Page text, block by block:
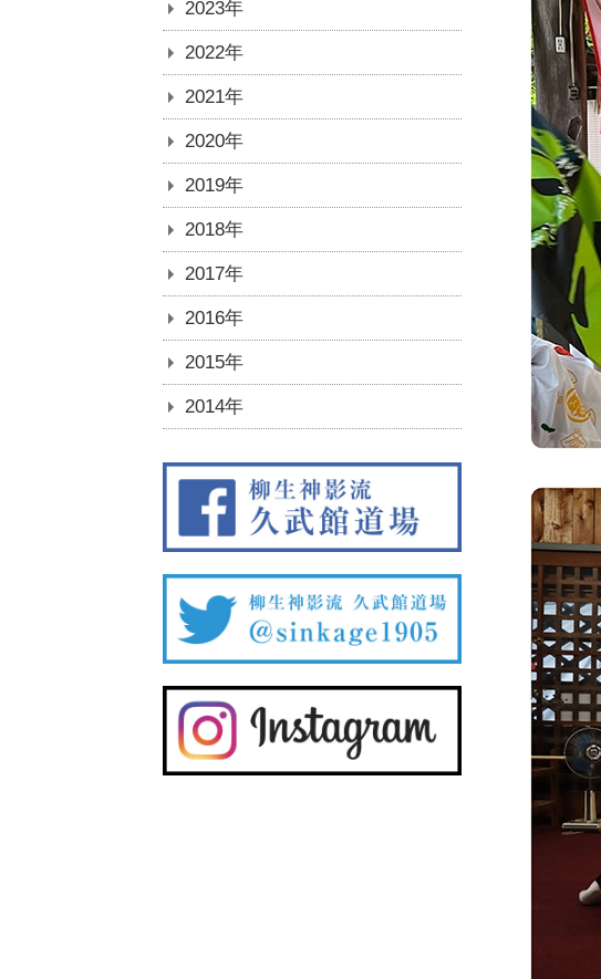
2023年
2022年
2021年
2020年
2019年
2018年
2017年
2016年
2015年
2014年